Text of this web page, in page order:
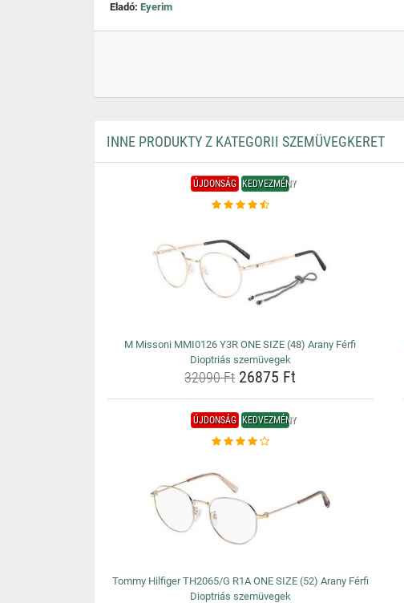
Eladó: Eyerim
INNE PRODUKTY Z KATEGORII SZEMÜVEGKERET
ÚJDONSÁG KEDVEZMÉNY
M Missoni MMI0126 Y3R ONE SIZE (48) Arany Férfi
Dioptriás szemüvegek
32090 Ft26875 Ft
ÚJDONSÁG KEDVEZMÉNY
Tommy Hilfiger TH2065/G R1A ONE SIZE (52) Arany Férfi
Dioptriás szemüvegek